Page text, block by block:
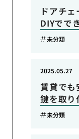
ドアチェ
DIYでで
未分類
賃貸でも
鍵を取り
2025.05.27
未分類